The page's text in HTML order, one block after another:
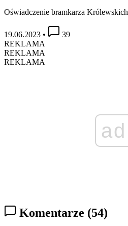
Oświadczenie bramkarza Królewskich
19.06.2023 •
39
REKLAMA
REKLAMA
REKLAMA
ad
Komentarze (54)